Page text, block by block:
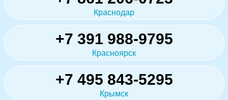
Краснодар
+7 391 988-9795
Красноярск
+7 495 843-5295
Крымск